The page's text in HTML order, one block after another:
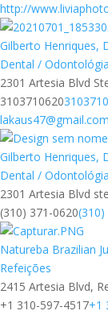
http://
Gilberto Henriques,
Dental / Odontológia
2301 Artesia Blvd
3103710620
lakaus47@gmail.com
Gilberto Henriques,
Dental / Odontológia
2301 Artesia Blvd
(310) 371-0620(310)
Natureba Brazilian
Refeições
2415 Artesia Blvd,
+1 310-597-4517+1